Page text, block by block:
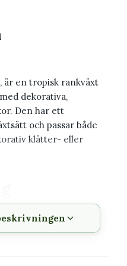
är en tropisk rankväxt
dekorativa,
Den har ett
och passar både
klätter- eller